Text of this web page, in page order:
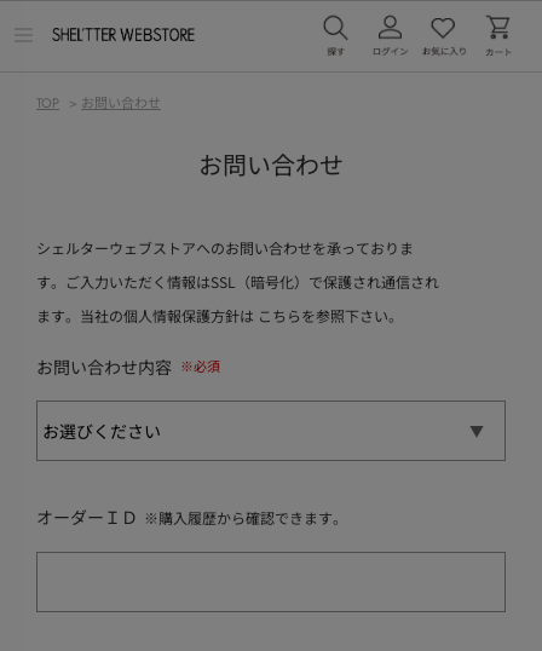
TOP > お問い合わせ
お問い合わせ
シェルターウェブストアへのお問い合わせを承っておりま
す。ご入力いただく情報はSSL（暗号化）で保護され通信され
ます。当社の個人情報保護方針は こちらを参照下さい。
お問い合わせ内容
オーダーＩＤ ※購入履歴から確認できます。